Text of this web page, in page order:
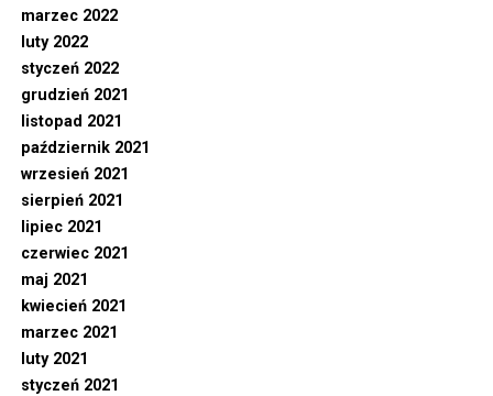
marzec 2022
luty 2022
styczeń 2022
grudzień 2021
listopad 2021
październik 2021
wrzesień 2021
sierpień 2021
lipiec 2021
czerwiec 2021
maj 2021
kwiecień 2021
marzec 2021
luty 2021
styczeń 2021